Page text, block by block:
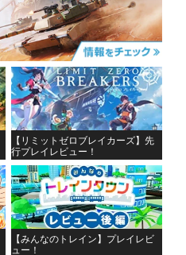
【リミットゼロブレイカーズ】先
行プレイレビュー！
【みんなのトレイン】プレイレビ
ュー！